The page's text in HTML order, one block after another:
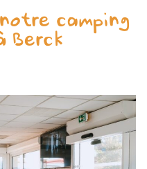
camping
Berck